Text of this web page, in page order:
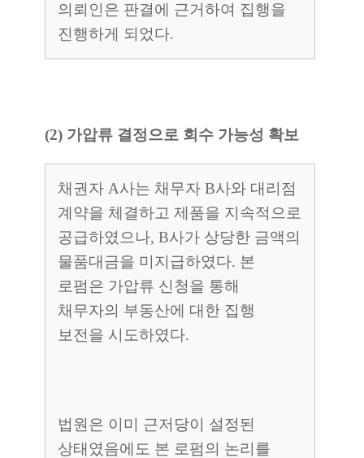
의뢰인은 판결에 근거하여 집행을
진행하게 되었다.
(2) 가압류 결정으로 회수 가능성 확보
채권자 A사는 채무자 B사와 대리점
계약을 체결하고 제품을 지속적으로
공급하였으나, B사가 상당한 금액의
물품대금을 미지급하였다. 본
로펌은 가압류 신청을 통해
채무자의 부동산에 대한 집행
보전을 시도하였다.
법원은 이미 근저당이 설정된
상태였음에도 본 로펌의 논리를